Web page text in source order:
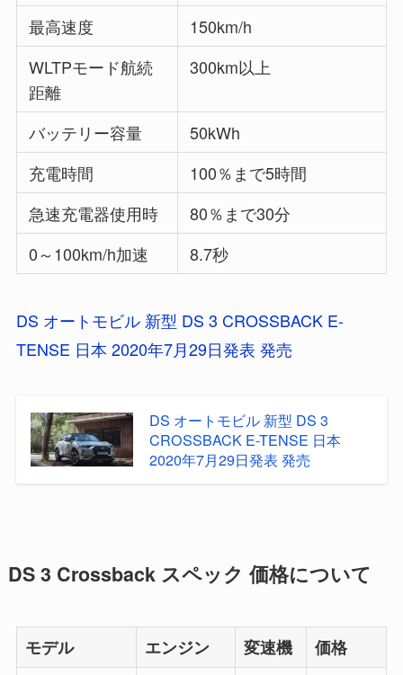
最高速度
150km/h
WLTPモード航続
距離
300km以上
バッテリー容量
50kWh
充電時間
100％まで5時間
急速充電器使用時
80％まで30分
0～100km/h加速
8.7秒
DS オートモビル 新型 DS 3 CROSSBACK E-
TENSE 日本 2020年7月29日発表 発売
DS オートモビル 新型 DS 3
CROSSBACK E-TENSE 日本
2020年7月29日発表 発売
DS 3 Crossback スペック 価格について
モデル エンジン 変速機
価格